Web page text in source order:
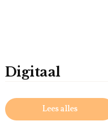
Digitaal
Lees alles